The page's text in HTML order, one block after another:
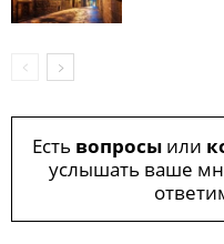
Есть вопросыили
услышать ваше